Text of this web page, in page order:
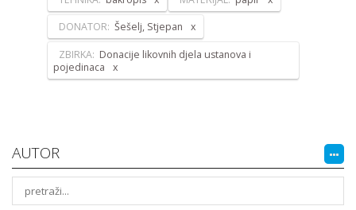
DONATOR: Šešelj, Stjepan
ZBIRKA: Donacije likovnih djela ustanova i
pojedinaca
AUTOR